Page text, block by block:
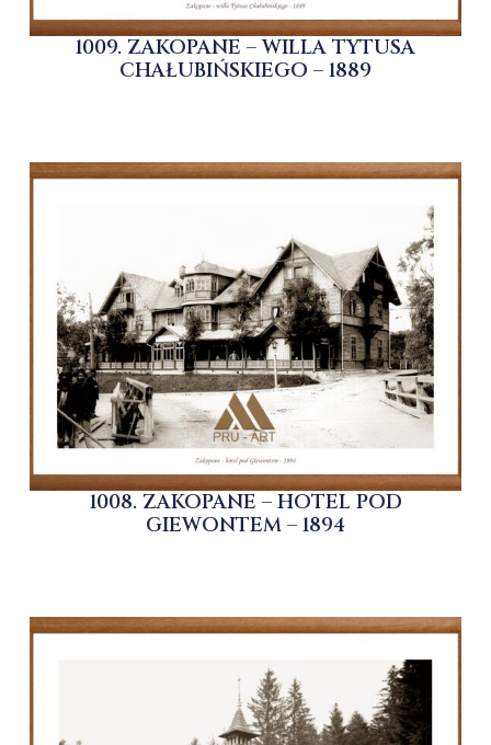
1009. ZAKOPANE – WILLA TYTUSA
CHAŁUBIŃSKIEGO – 1889
1008. ZAKOPANE – HOTEL POD
GIEWONTEM – 1894